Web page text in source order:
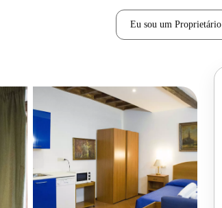
Eu sou um Proprietário